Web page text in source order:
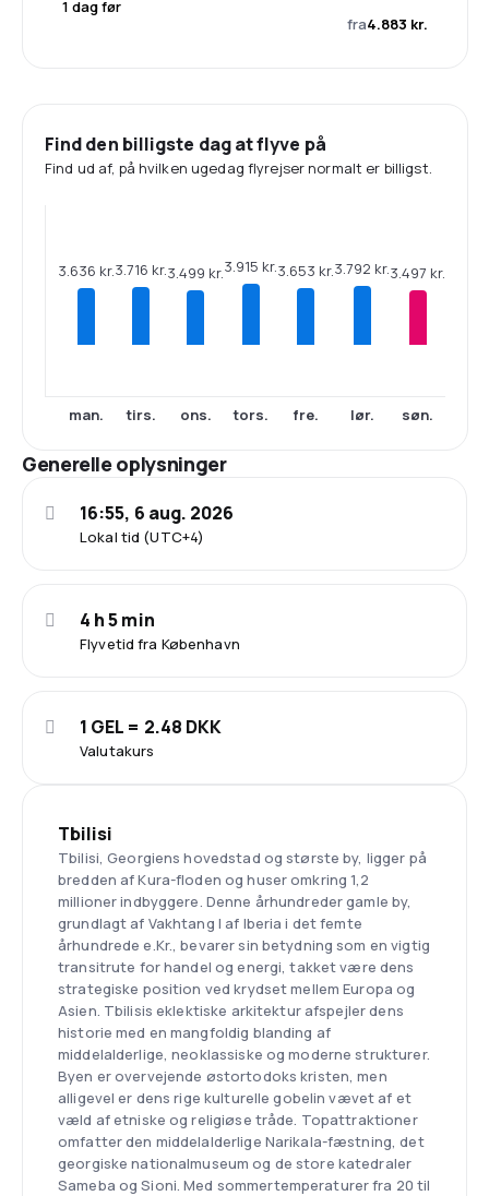
1 dag før
fra4.883 kr.
Find den billigste dag at flyve på
Find ud af, på hvilken ugedag flyrejser normalt er billigst.
3.636 kr.
man.
3.716 kr.
tirs.
3.499 kr.
ons.
3.915 kr.
tors.
3.653 kr.
fre.
3.792 kr.
lør.
3.497 kr.
søn.
Generelle oplysninger
Lokal tid (UTC+4)
16:55, 6 aug. 2026
Flyvetid fra København
4 h 5 min
Valutakurs
1 GEL = 2.48 DKK
Tbilisi
Tbilisi, Georgiens hovedstad og største by, ligger på
bredden af Kura-floden og huser omkring 1,2
millioner indbyggere. Denne århundreder gamle by,
grundlagt af Vakhtang I af Iberia i det femte
århundrede e.Kr., bevarer sin betydning som en vigtig
transitrute for handel og energi, takket være dens
strategiske position ved krydset mellem Europa og
Asien. Tbilisis eklektiske arkitektur afspejler dens
historie med en mangfoldig blanding af
middelalderlige, neoklassiske og moderne strukturer.
Byen er overvejende østortodoks kristen, men
alligevel er dens rige kulturelle gobelin vævet af et
væld af etniske og religiøse tråde. Topattraktioner
omfatter den middelalderlige Narikala-fæstning, det
georgiske nationalmuseum og de store katedraler
Sameba og Sioni. Med sommertemperaturer fra 20 til